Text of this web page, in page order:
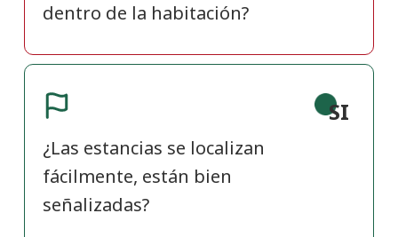
dentro de la habitación?
¿Las estancias se localizan
fácilmente, están bien
señalizadas?
SI